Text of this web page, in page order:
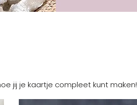
jij je kaartje compleet kunt maken!